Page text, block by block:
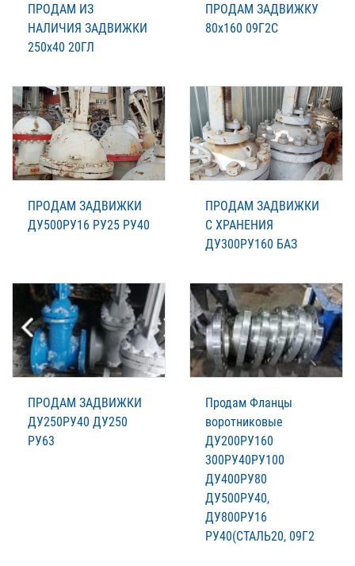
ПРОДАМ ИЗ
НАЛИЧИЯ ЗАДВИЖКИ
250х40 20ГЛ
ПРОДАМ ЗАДВИЖКУ
80х160 09Г2С
ПРОДАМ ЗАДВИЖКИ
ДУ500РУ16 РУ25 РУ40
ПРОДАМ ЗАДВИЖКИ
С ХРАНЕНИЯ
ДУ300РУ160 БАЗ
ПРОДАМ ЗАДВИЖКИ
ДУ250РУ40 ДУ250
РУ63
Продам Фланцы
воротниковые
ДУ200РУ160
300РУ40РУ100
ДУ400РУ80
ДУ500РУ40,
ДУ800РУ16
РУ40(СТАЛЬ20, 09Г2